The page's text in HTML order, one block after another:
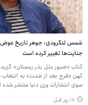
شمس لنگرودی: جوهر تاریخ
جنایت‌ها تغییر کرده است
کتاب «صبور مثل بذر زمستان»
کهن «فرج بعد از شدت» به انتخاب
سوی انتشارات وزن دنیا منتشر
۱۸ روز قبل